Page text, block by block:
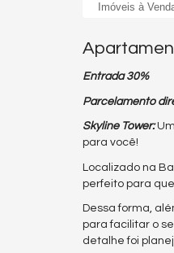
Imóveis à
Entrada 30%
Parcelamento
Skyline Tower:
para você!
Localizado na
perfeito para
Dessa forma,
para facilitar o
detalhe foi